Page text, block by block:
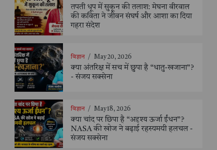
तपती धूप में सुकून की तलाश: मेघना वीरवाल
की कविता ने जीवन संघर्ष और आशा का दिया
गहरा संदेश
विज्ञान / May 20, 2026
क्या अंतरिक्ष में सच में छुपा है “धातु-खजाना”?
- संजय सक्सेना
विज्ञान / May 18, 2026
क्या चांद पर छिपा है “अदृश्य ऊर्जा ईंधन”?
NASA की खोज ने बढ़ाई रहस्यमयी हलचल -
संजय सक्सेना